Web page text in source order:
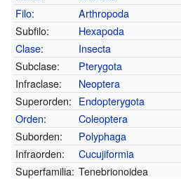
Filo:
Arthropoda
Subfilo:
Hexapoda
Clase:
Insecta
Subclase:
Pterygota
Infraclase:
Neoptera
Superorden: Endopterygota
Orden:
Coleoptera
Suborden:
Polyphaga
Infraorden:
Cucujiformia
Superfamilia: Tenebrionoidea